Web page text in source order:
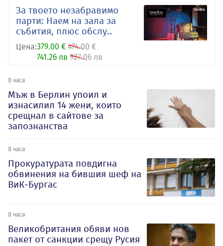
За твоето незабравимо
парти: Наем на зала за
събития, плюс обслу..
Цена:379.00 € 474.00 €
741.26 лв 927.06 лв
8 часа
Мъж в Берлин упоил и
изнасилил 14 жени, които
срещнал в сайтове за
запознанства
8 часа
Прокуратурата повдигна
обвинения на бившия шеф на
ВиК-Бургас
8 часа
Великобритания обяви нов
пакет от санкции срещу Русия